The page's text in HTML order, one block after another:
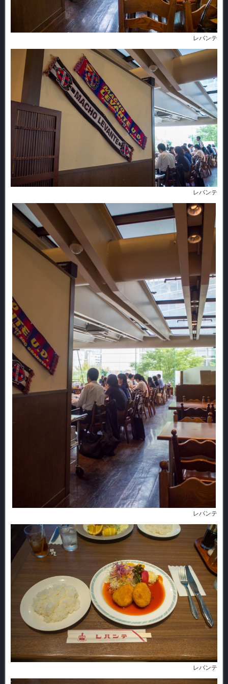
レバンテ
レバンテ
レバンテ
レバンテ